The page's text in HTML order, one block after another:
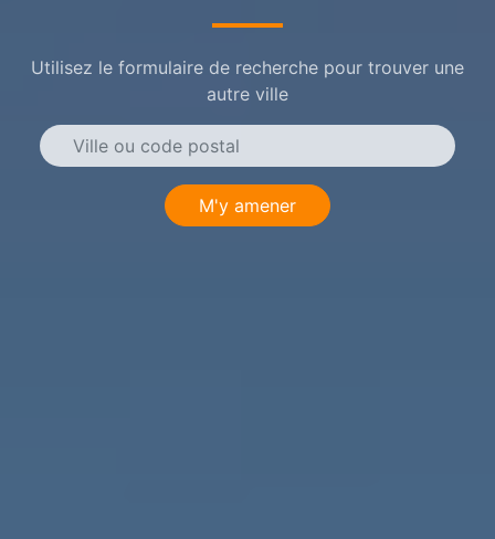
Utilisez le formulaire de recherche pour trouver une
autre ville
M'y amener